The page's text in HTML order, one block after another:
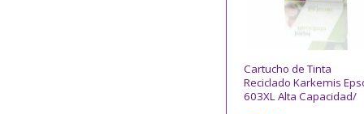
Cartucho de Tinta
Reciclado Karkemis
603XL Alta Capacidad/